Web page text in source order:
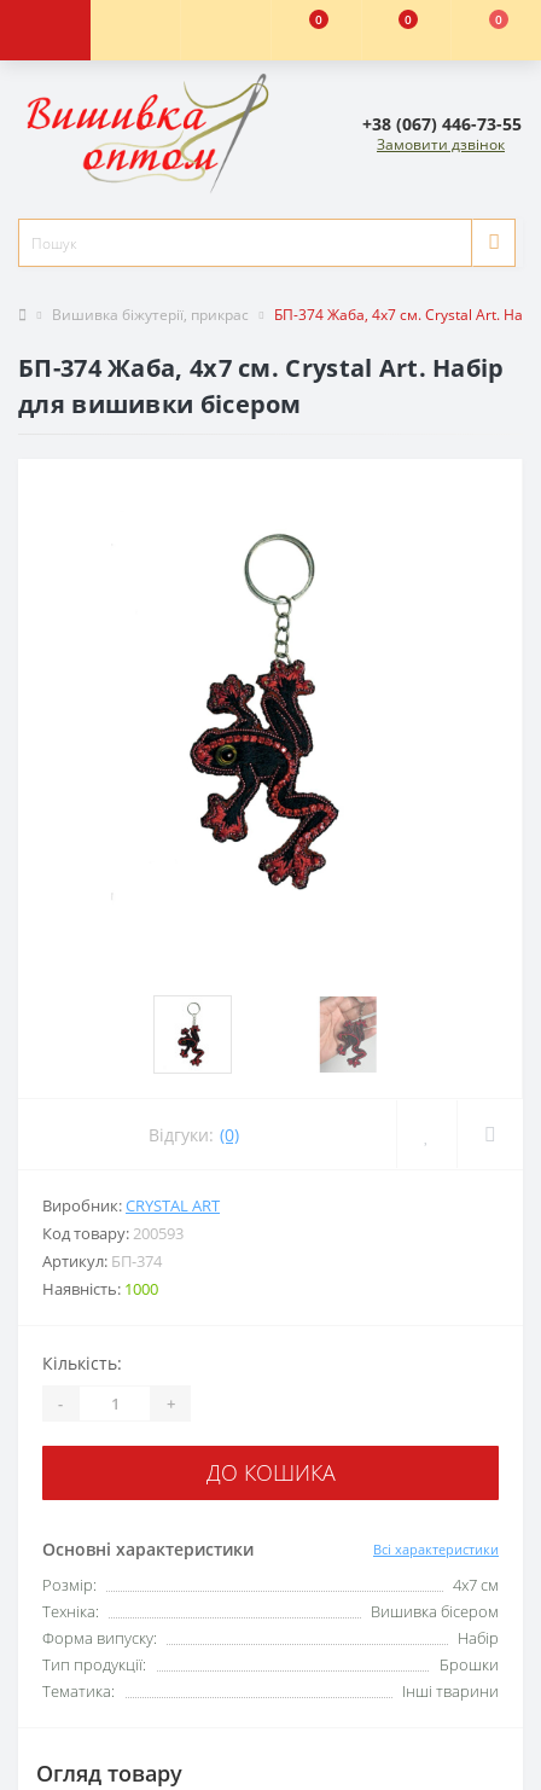
0 0 0
+38 (067) 446-73-55
Замовити дзвінок
Вишивка біжутерії, прикрас БП-374 Жаба, 4х7 см. Crystal Art.
БП-374 Жаба, 4х7 см. Crystal Art. Набір
для вишивки бісером
Відгуки: (0)
Виробник:CRYSTAL ART
Код товару:200593
Артикул: БП-374
Наявність: 1000
Основні характеристики Всі характеристики
Розмір:
4х7 см
Техніка:
Вишивка бісером
Форма випуску:
Набір
Тип продукції:
Брошки
Тематика:
Інші тварини
Кількість:
- +
ДО КОШИКА
Огляд товару